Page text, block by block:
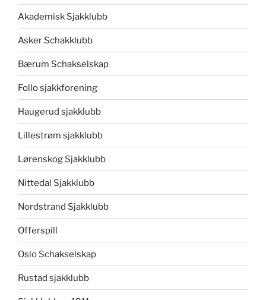
Akademisk Sjakklubb
Asker Schakklubb
Bærum Schakselskap
Follo sjakkforening
Haugerud sjakklubb
Lillestrøm sjakklubb
Lørenskog Sjakklubb
Nittedal Sjakklubb
Nordstrand Sjakklubb
Offerspill
Oslo Schakselskap
Rustad sjakklubb